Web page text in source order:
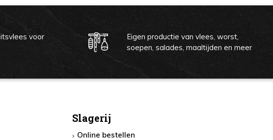
voor
Eigen productie van vlees, worst,
soepen, salades, maaltijden en meer
Slagerij
Online bestellen